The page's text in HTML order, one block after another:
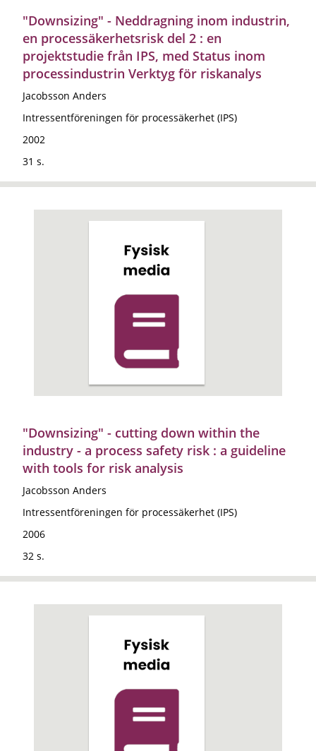
"Downsizing" - Neddragning inom industrin,
en processäkerhetsrisk del 2 : en
projektstudie från IPS, med Status inom
processindustrin Verktyg för riskanalys
Jacobsson Anders
Intressentföreningen för processäkerhet (IPS)
2002
31 s.
"Downsizing" - cutting down within the
industry - a process safety risk : a guideline
with tools for risk analysis
Jacobsson Anders
Intressentföreningen för processäkerhet (IPS)
2006
32 s.